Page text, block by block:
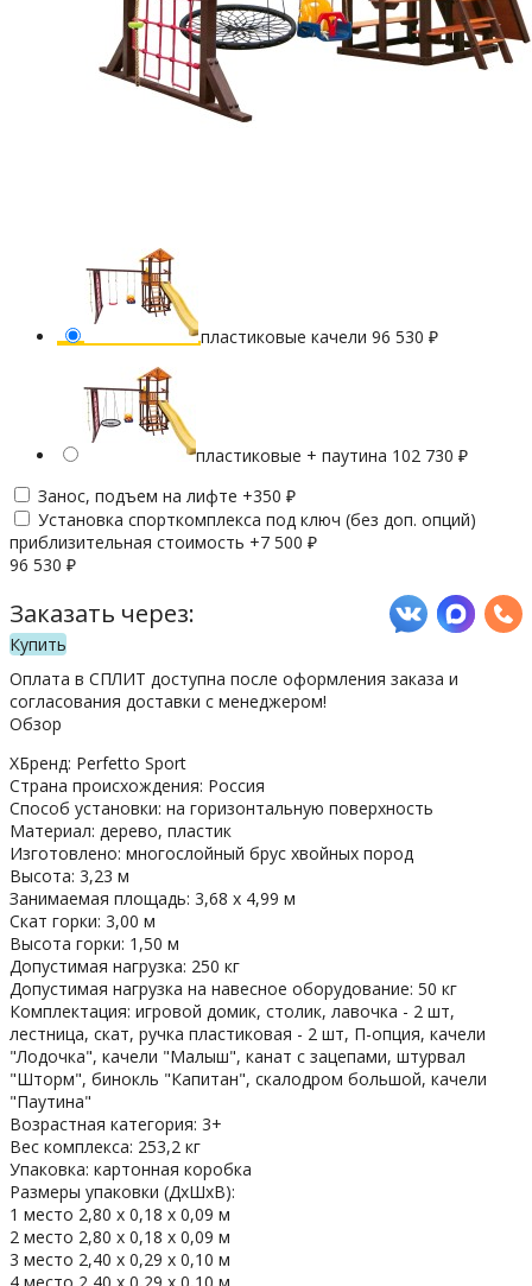
пластиковые качели 96 530 ₽
пластиковые + паутина 102 730 ₽
Занос, подъем на лифте +350 ₽
Установка спорткомплекса под ключ (без доп. опций)
приблизительная стоимость +7 500 ₽
96 530 ₽
Заказать через:
Купить
Оплата в СПЛИТ доступна после оформления заказа и
согласования доставки с менеджером!
Обзор
ХБренд: Perfetto Sport
Страна происхождения: Россия
Способ установки: на горизонтальную поверхность
Материал: дерево, пластик
Изготовлено: многослойный брус хвойных пород
Высота: 3,23 м
Занимаемая площадь: 3,68 х 4,99 м
Скат горки: 3,00 м
Высота горки: 1,50 м
Допустимая нагрузка: 250 кг
Допустимая нагрузка на навесное оборудование: 50 кг
Комплектация: игровой домик, столик, лавочка - 2 шт,
лестница, скат, ручка пластиковая - 2 шт, П-опция, качели
"Лодочка", качели "Малыш", канат с зацепами, штурвал
"Шторм", бинокль "Капитан", скалодром большой, качели
"Паутина"
Возрастная категория: 3+
Вес комплекса: 253,2 кг
Упаковка: картонная коробка
Размеры упаковки (ДхШхВ):
1 место 2,80 х 0,18 х 0,09 м
2 место 2,80 х 0,18 х 0,09 м
3 место 2,40 х 0,29 х 0,10 м